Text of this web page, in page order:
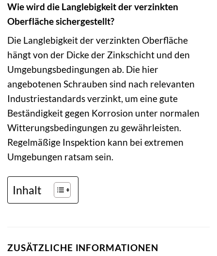
Wie wird die Langlebigkeit der verzinkten
Oberfläche sichergestellt?
Die Langlebigkeit der verzinkten Oberfläche
hängt von der Dicke der Zinkschicht und den
Umgebungsbedingungen ab. Die hier
angebotenen Schrauben sind nach relevanten
Industriestandards verzinkt, um eine gute
Beständigkeit gegen Korrosion unter normalen
Witterungsbedingungen zu gewährleisten.
Regelmäßige Inspektion kann bei extremen
Umgebungen ratsam sein.
Inhalt
ZUSÄTZLICHE INFORMATIONEN